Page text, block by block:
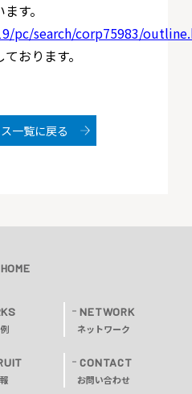
す。
pc/search/corp75983/
おります。
一覧に戻る
HOME
NETWORK
ネットワーク
CONTACT
お問い合わせ